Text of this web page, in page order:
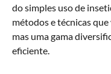
do simples uso de
métodos e técnicas
mas uma gama
eficiente.